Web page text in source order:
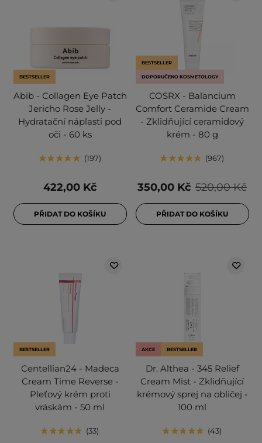
BESTSELLER
Abib - Collagen Eye Patch
Jericho Rose Jelly -
Hydratační náplasti pod
oči - 60 ks
197
422,00 Kč
PŘIDAT DO KOŠÍKU
BESTSELLER
DOPORUČENO KOSMETOLOGY
COSRX - Balancium
Comfort Ceramide Cream
- Zklidňující ceramidový
krém - 80 g
967
520,00 Kč
350,00 Kč
PŘIDAT DO KOŠÍKU
BESTSELLER
Centellian24 - Madeca
Cream Time Reverse -
Pleťový krém proti
vráskám - 50 ml
33
AKCE BESTSELLER
Dr. Althea - 345 Relief
Cream Mist - Zklidňující
krémový sprej na obličej -
100 ml
43